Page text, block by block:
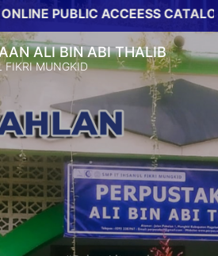
ACCEESS CATALOG
ALI BIN ABI THALIB
FIKRI MUNGKID